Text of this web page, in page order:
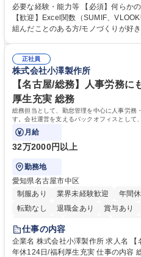
社にて、ご経験を活かしていただきます。 ・営業サポート（見積
料作成・納期回答） ・お客様対応（
帳票入力発行・売上仕入計上） ・受
休125日/服装自由/産休育休◎
必要な経験・能力等 【必須】何らか
【歓迎】Excel関数（SUMIF、VLOOKUP）の使
組んだことのある方/モノづくりが好きな方 ＜この求人のおすす
◎ 【3】産休育休取得実績があるから
能 【4】役員（女性）が従業員の働き
スフリーな環境でお仕事が可能！従
歴・資格 学歴：大学院 大学 高専 短
正社員
株式会社小澤製作所
【名古屋/総務】人事労務に
厚生充実 総務
総務担当として、勤怠管理を中心に人事労務
す。会社運営を支えるバックオフィスとして
しています。
月給
32万2000円以上
勤務地
愛知県名古屋市中区
制服あり
業界未経験歓迎 年間
転勤なし
退職金あり 賞与あり
駅近5分以内
仕事の内容
企業名 株式会社小澤製作所 求人名 【名古屋/総務】人事労務にも挑戦可能/
年休124日/福利厚生充実 仕事の内容 総務担当として、勤怠管理を中心に